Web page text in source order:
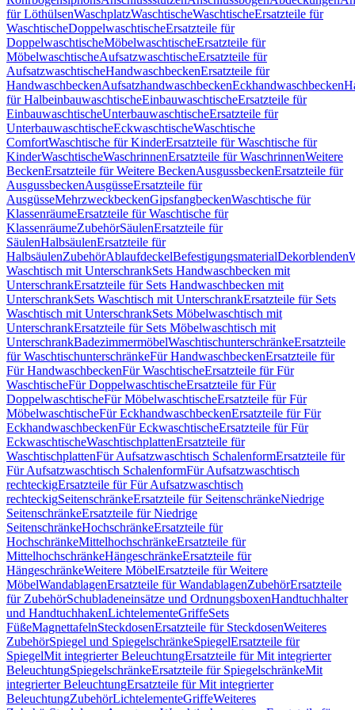
für LöthülsenWaschplatzWaschtischeWaschtischeErsatzteile für
WaschtischeDoppelwaschtischeErsatzteile für
DoppelwaschtischeMöbelwaschtischeErsatzteile für
MöbelwaschtischeAufsatzwaschtischeErsatzteile für
AufsatzwaschtischeHandwaschbeckenErsatzteile für
HandwaschbeckenAufsatzhandwaschbeckenEckhandwaschbecken
für HalbeinbauwaschtischeEinbauwaschtischeErsatzteile für
EinbauwaschtischeUnterbauwaschtischeErsatzteile für
UnterbauwaschtischeEckwaschtischeWaschtische
ComfortWaschtische für KinderErsatzteile für Waschtische für
KinderWaschtischeWaschrinnenErsatzteile für WaschrinnenWeitere
BeckenErsatzteile für Weitere BeckenAusgussbeckenErsatzteile für
AusgussbeckenAusgüsseErsatzteile für
AusgüsseMehrzweckbeckenGipsfangbeckenWaschtische für
KlassenräumeErsatzteile für Waschtische für
KlassenräumeZubehörSäulenErsatzteile für
SäulenHalbsäulenErsatzteile für
HalbsäulenZubehörAblaufdeckelBefestigungsmaterialDekorblenden
Waschtisch mit UnterschrankSets Handwaschbecken mit
UnterschrankErsatzteile für Sets Handwaschbecken mit
UnterschrankSets Waschtisch mit UnterschrankErsatzteile für Sets
Waschtisch mit UnterschrankSets Möbelwaschtisch mit
UnterschrankErsatzteile für Sets Möbelwaschtisch mit
UnterschrankBadezimmermöbelWaschtischunterschränkeErsatzteile
für WaschtischunterschränkeFür HandwaschbeckenErsatzteile für
Für HandwaschbeckenFür WaschtischeErsatzteile für Für
WaschtischeFür DoppelwaschtischeErsatzteile für Für
DoppelwaschtischeFür MöbelwaschtischeErsatzteile für Für
MöbelwaschtischeFür EckhandwaschbeckenErsatzteile für Für
EckhandwaschbeckenFür EckwaschtischeErsatzteile für Für
EckwaschtischeWaschtischplattenErsatzteile für
WaschtischplattenFür Aufsatzwaschtisch SchalenformErsatzteile für
Für Aufsatzwaschtisch SchalenformFür Aufsatzwaschtisch
rechteckigErsatzteile für Für Aufsatzwaschtisch
rechteckigSeitenschränkeErsatzteile für SeitenschränkeNiedrige
SeitenschränkeErsatzteile für Niedrige
SeitenschränkeHochschränkeErsatzteile für
HochschränkeMittelhochschränkeErsatzteile für
MittelhochschränkeHängeschränkeErsatzteile für
HängeschränkeWeitere MöbelErsatzteile für Weitere
MöbelWandablagenErsatzteile für WandablagenZubehörErsatzteile
für ZubehörSchubladeneinsätze und OrdnungsboxenHandtuchhalter
und HandtuchhakenLichtelementeGriffeSets
FüßeMagnettafelnSteckdosenErsatzteile für SteckdosenWeiteres
ZubehörSpiegel und SpiegelschränkeSpiegelErsatzteile für
SpiegelMit integrierter BeleuchtungErsatzteile für Mit integrierter
BeleuchtungSpiegelschränkeErsatzteile für SpiegelschränkeMit
integrierter BeleuchtungErsatzteile für Mit integrierter
BeleuchtungZubehörLichtelementeGriffeWeiteres